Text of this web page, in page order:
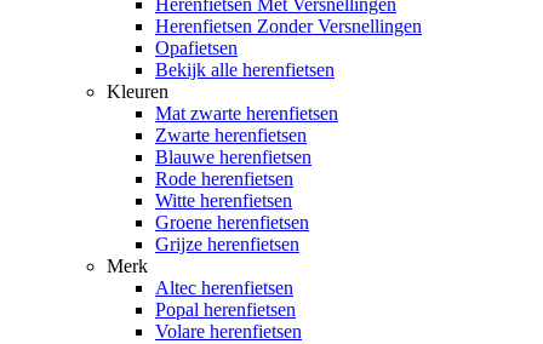
Herenfietsen Met Versnellingen
Herenfietsen Zonder Versnellingen
Opafietsen
Bekijk alle herenfietsen
Kleuren
Mat zwarte herenfietsen
Zwarte herenfietsen
Blauwe herenfietsen
Rode herenfietsen
Witte herenfietsen
Groene herenfietsen
Grijze herenfietsen
Merk
Altec herenfietsen
Popal herenfietsen
Volare herenfietsen